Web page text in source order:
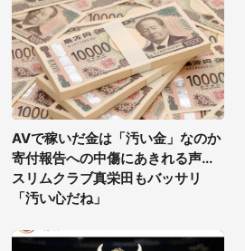
AVで稼いだ金は「汚い金」なのか
寄付報告への中傷にあきれる声...
スリムクラブ真栄田もバッサリ
「汚い心だね」